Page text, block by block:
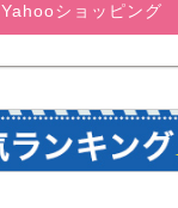
Yahooショッピング